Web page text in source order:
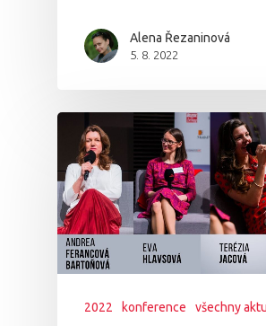
Alena Řezaninová
5. 8. 2022
2022 konference všechny